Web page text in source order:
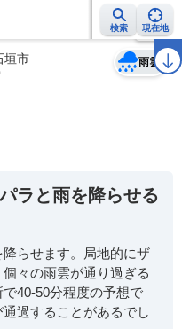
検索 現在地
警報・注意報 2週間天気 ラ
垣市 雨雲
天気 台風
ラと雨を降らせる
らせます。局地的にザ
々の雨雲が通り過ぎる
40-50分程度の予想で
過することがあるでし